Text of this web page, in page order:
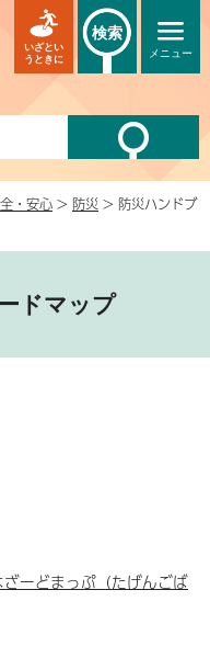
メニュー
いざとい
うときに
検索
・安心 > 防災 > 防災ハンドブ
ドマップ
ーどまっぷ（たげんごば